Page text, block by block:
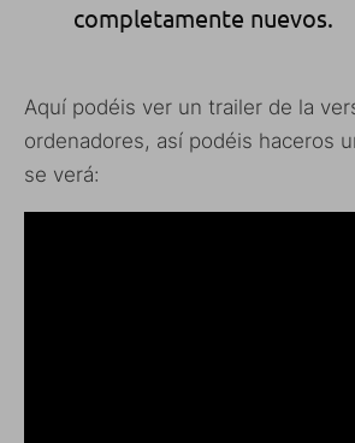
completamente nuevos.
Aquí podéis ver un trailer de la
ordenadores, así podéis haceros
se verá: